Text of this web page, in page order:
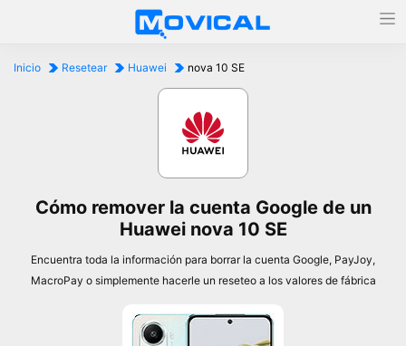
Inicio Resetear Huawei nova 10 SE
Cómo remover la cuenta Google de un
Huawei nova 10 SE
Encuentra toda la información para borrar la cuenta Google, PayJoy,
MacroPay o simplemente hacerle un reseteo a los valores de fábrica